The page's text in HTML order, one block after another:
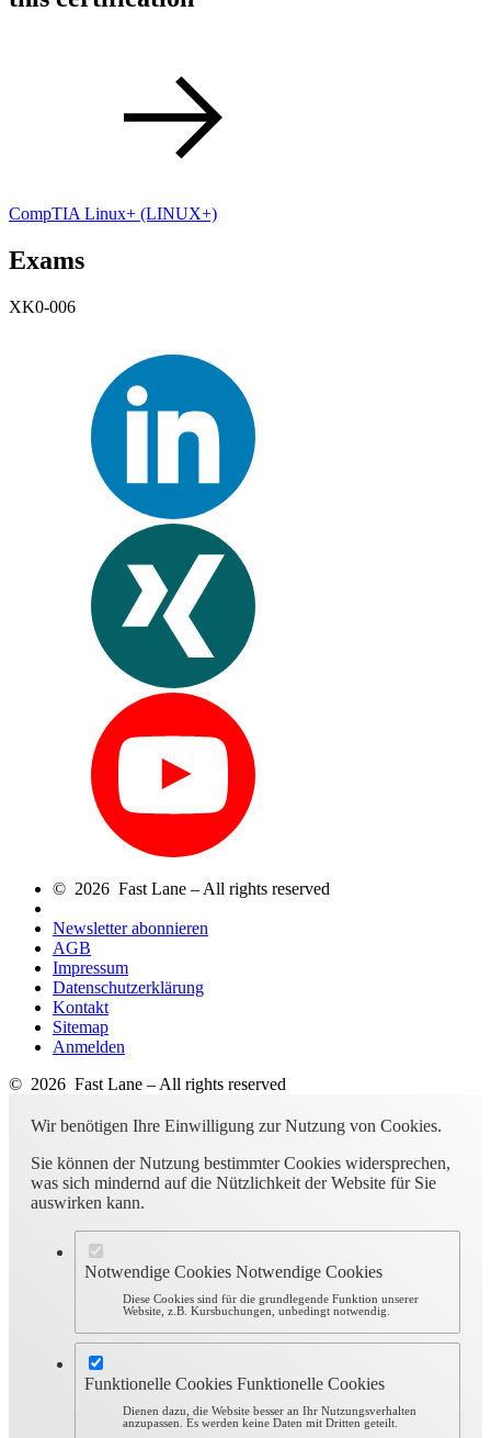
CompTIA Linux+ (LINUX+)
Exams
XK0-006
© 2026 Fast Lane – All rights reserved
Newsletter abonnieren
AGB
Impressum
Datenschutzerklärung
Kontakt
Sitemap
Anmelden
© 2026 Fast Lane – All rights reserved
Wir benötigen Ihre Einwilligung zur Nutzung von Cookies.
Sie können der Nutzung bestimmter Cookies widersprechen,
was sich mindernd auf die Nützlichkeit der Website für Sie
auswirken kann.
Notwendige Cookies Notwendige Cookies
Diese Cookies sind für die grundlegende Funktion unserer
Website, z.B. Kursbuchungen, unbedingt notwendig.
Funktionelle Cookies Funktionelle Cookies
Dienen dazu, die Website besser an Ihr Nutzungsverhalten
anzupassen. Es werden keine Daten mit Dritten geteilt.